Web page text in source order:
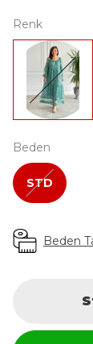
Renk
Beden
STD
Beden